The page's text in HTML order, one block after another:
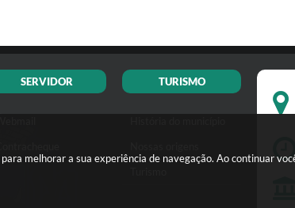
melhorar a sua experiência de navegação. Ao continuar
SERVIDOR TURISMO